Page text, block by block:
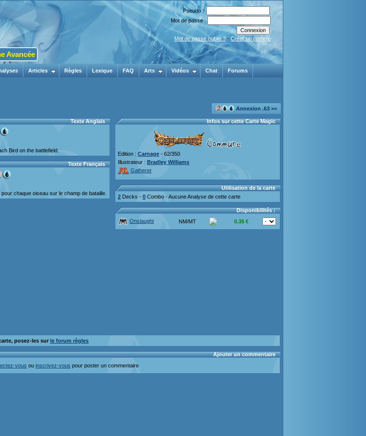
Pseudo :
Mot de passe :
Mot de passe oublié ? - Créer un compte
Avancée
Articles Règles Lexique FAQ Arts Vidéos Chat Forums
Annexion .63 >>
Texte Anglais
Bird on the battlefield.
Texte Français
chaque oiseau sur le champ de bataille.
Infos sur cette Carte Magic
Edition : Carnage - 62/350
Illustrateur : Bradley Williams
Gatherer
Utilisation de la carte
2 Decks - 0 Combo - Aucune Analyse de cette carte
Disponibilités :
Onslaught
NM/MT 0.35 €
posez-les sur le forum règles
Ajouter un commentaire
vous ou inscrivez-vous pour poster un commentaire